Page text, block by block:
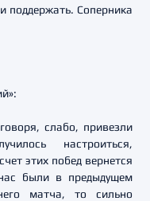
поддержать. Соперника
слабо, привезли
настроиться,
этих побед вернется
были в предыдущем
матча, то сильно